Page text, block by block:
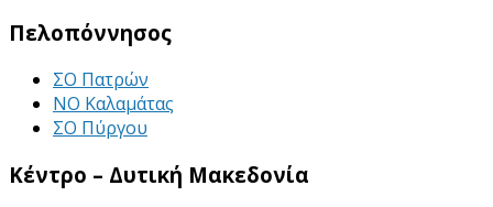
Πελοπόννησος
ΣΟ Πατρών
ΝΟ Καλαμάτας
ΣΟ Πύργου
Κέντρο – Δυτική Μακεδονία